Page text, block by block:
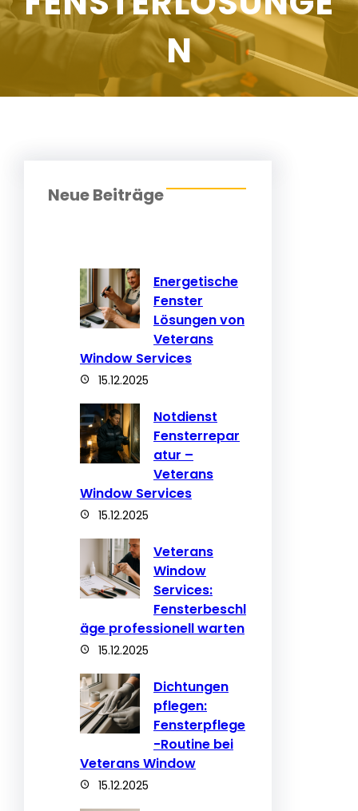
N
Neue Beiträge
Energetische
Fenster
Lösungen von
Veterans
Window Services
15.12.2025
Notdienst
Fensterrepar
atur –
Veterans
Window Services
15.12.2025
Veterans
Window
Services:
Fensterbeschl
äge professionell warten
15.12.2025
Dichtungen
pflegen:
Fensterpflege
-Routine bei
Veterans Window
15.12.2025